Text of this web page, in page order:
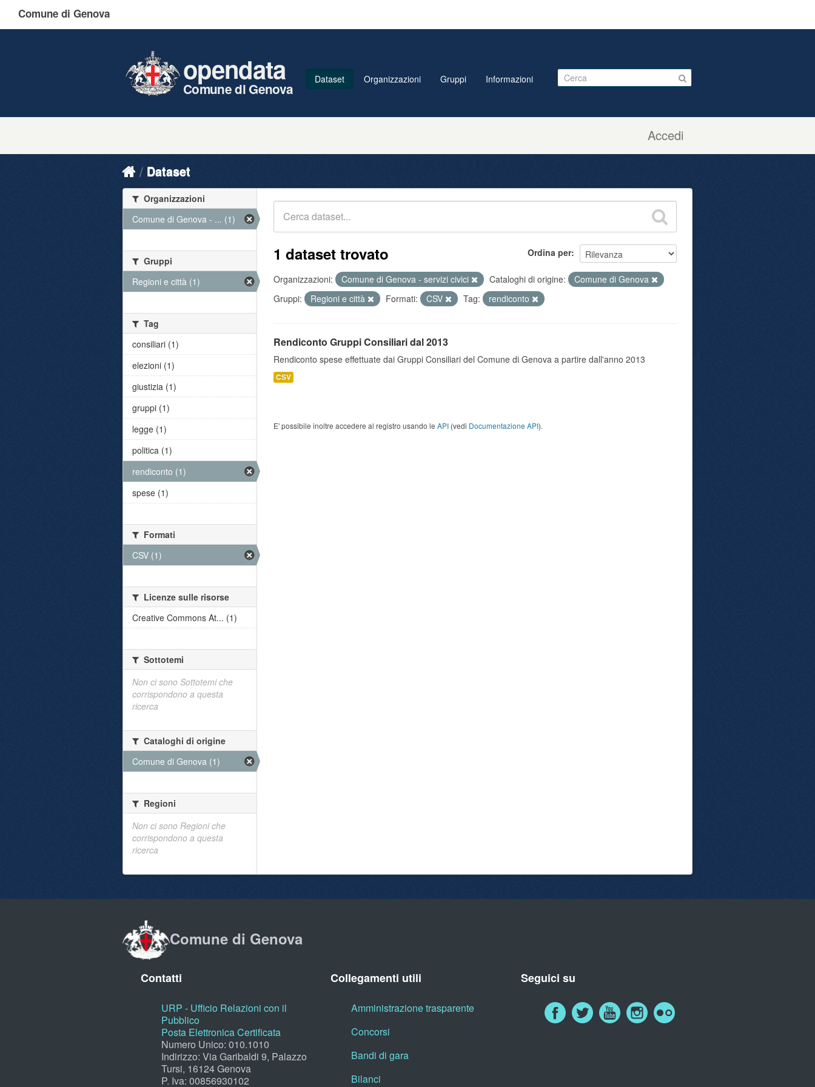
Comune di Genova
Accedi
opendata
Comune di Genova
Dataset Organizzazioni Gruppi Informazioni
Dataset
Ordina per
1 dataset trovato
Organizzazioni: Comune di Genova - servizi civici Cataloghi di origine:
Comune di Genova
Gruppi:
Regioni e città Formati: CSV Tag: rendiconto
Rendiconto Gruppi Consiliari dal 2013
Rendiconto spese effettuate dai Gruppi Consiliari del Comune di Genova a partire dall'anno 2013
CSV
E' possibile inoltre accedere al registro usando le API (vedi Documentazione API).
Organizzazioni
Comune di Genova - ... (1)
Gruppi
Regioni e città (1)
Tag
consiliari (1)
elezioni (1)
giustizia (1)
gruppi (1)
legge (1)
politica (1)
rendiconto (1)
spese (1)
Formati
CSV (1)
Licenze sulle risorse
Creative Commons At... (1)
Sottotemi
Non ci sono Sottotemi che
corrispondono a questa
ricerca
Cataloghi di origine
Comune di Genova (1)
Regioni
Non ci sono Regioni che
corrispondono a questa
ricerca
Comune di Genova
Contatti
URP - Ufficio Relazioni con il
Pubblico
Posta Elettronica Certificata
Numero Unico: 010.1010
Indirizzo: Via Garibaldi 9, Palazzo
Tursi, 16124 Genova
P. Iva: 00856930102
Collegamenti utili
Amministrazione trasparente
Concorsi
Bandi di gara
Bilanci
Seguici su